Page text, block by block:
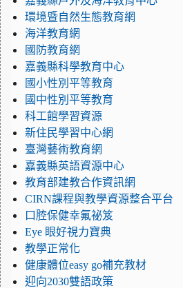
環境暨自然生態教育網
海洋教育網
國防教育網
嘉義縣科學教育中心
國小性別平等教育
國中性別平等教育
科工館學習資源
新住民學習中心網
臺灣藝術教育網
嘉義縣英語資源中心
教育部建教合作資訊網
CIRN課程與教學資源整合平台
口腔保健幸氟祕笈
Eye 眼好視力寶典
教學正常化
健康體位easy go補充教材
迎向2030雙語政策